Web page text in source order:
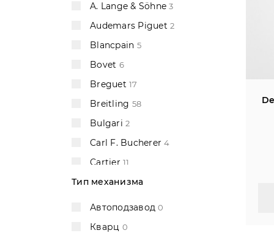
A. Lange & Söhne3
Audemars Piguet 2
Blancpain 5
Bovet 6
Breguet 17
Breitling 58
Bulgari 2
Carl F. Bucherer4
Cartier 11
Chanel1
Chopard
Chronoswiss
Тип механизма
Автоподзавод0
Кварц 0